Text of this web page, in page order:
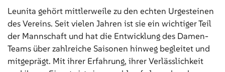
Leunita gehört mittlerweile zu den echten Urgesteinen
des Vereins. Seit vielen Jahren ist sie ein wichtiger Teil
der Mannschaft und hat die Entwicklung des Damen-
Teams über zahlreiche Saisonen hinweg begleitet und
mitgeprägt. Mit ihrer Erfahrung, ihrer Verlässlichkeit